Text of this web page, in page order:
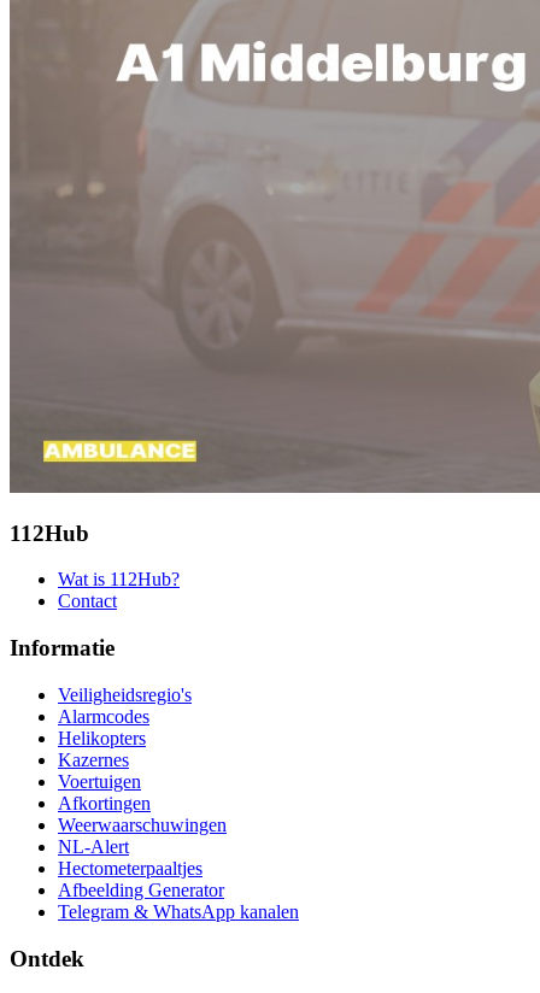
112Hub
Wat is 112Hub?
Contact
Informatie
Veiligheidsregio's
Alarmcodes
Helikopters
Kazernes
Voertuigen
Afkortingen
Weerwaarschuwingen
NL-Alert
Hectometerpaaltjes
Afbeelding Generator
Telegram & WhatsApp kanalen
Ontdek